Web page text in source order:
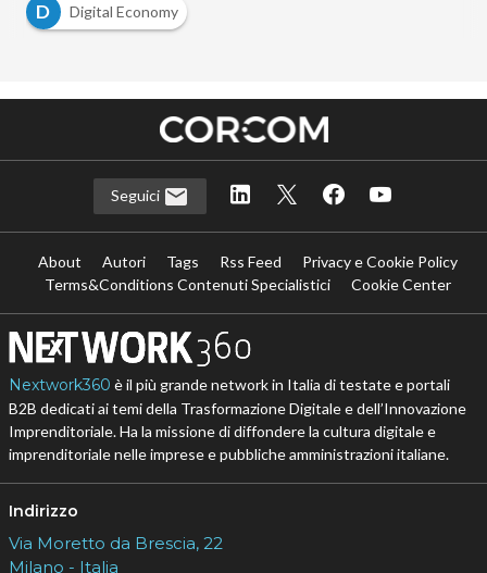
D
Digital Economy
Seguici
About Autori Tags Rss Feed
Privacy e Cookie Policy
Terms&Conditions Contenuti Specialistici
Cookie Center
Nextwork360 è il più grande network in Italia di testate e portali
B2B dedicati ai temi della Trasformazione Digitale e dell’Innovazione
Imprenditoriale. Ha la missione di diffondere la cultura digitale e
imprenditoriale nelle imprese e pubbliche amministrazioni italiane.
Indirizzo
Via Moretto da Brescia, 22
Milano - Italia